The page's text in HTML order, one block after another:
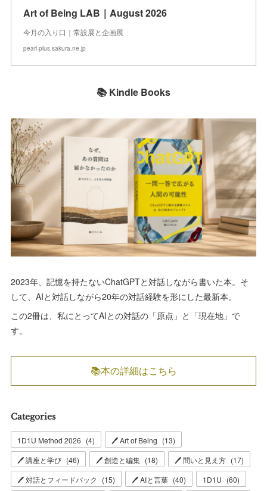
Art of Being LAB｜August 2026
今月の入り口｜常設展と企画展
pearl-plus.sakura.ne.jp
📚 Kindle Books
2023年、記憶を持たないChatGPTと対話しながら書いた本。そ
して、AIと対話しながら20年の対話経験を形にした最新本。
この2冊は、私にとってAIとの対話の「原点」と「現在地」で
す。
📚本の詳細はこちら
Categories
1D1U Method 2026 (4) 🖊 Art of Being (13)
🖊 講座と学び (46) 🖊 創造と編集 (18) 🖊 問いと見え方 (17)
🖊 対話とフィードバック
(15) 🖊 AIと言葉 (40) 1D1U (60)